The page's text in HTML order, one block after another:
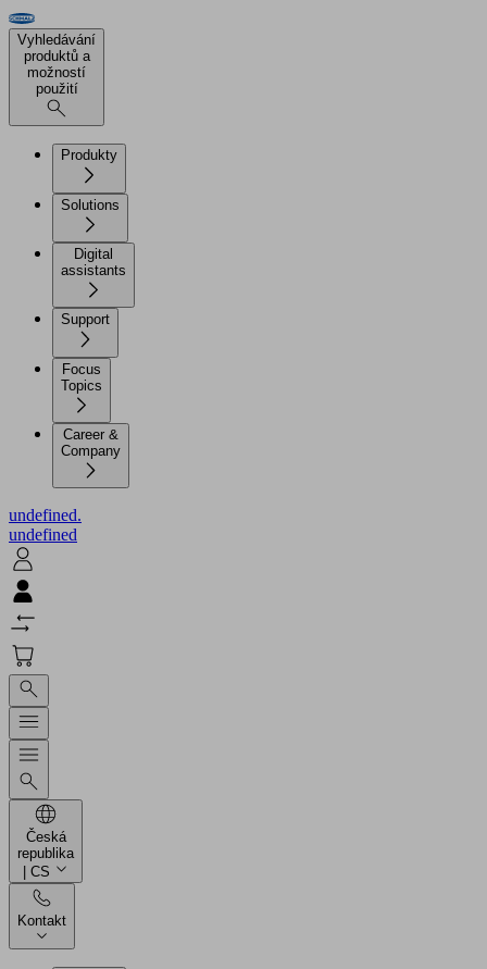
Vyhledávání
produktů a
možností
použití
Produkty
Solutions
Digital
assistants
Support
Focus
Topics
Career &
Company
undefined.
undefined
Česká
republika
| CS
Kontakt